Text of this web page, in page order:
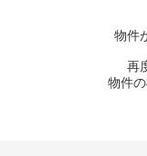
物件
再
物件